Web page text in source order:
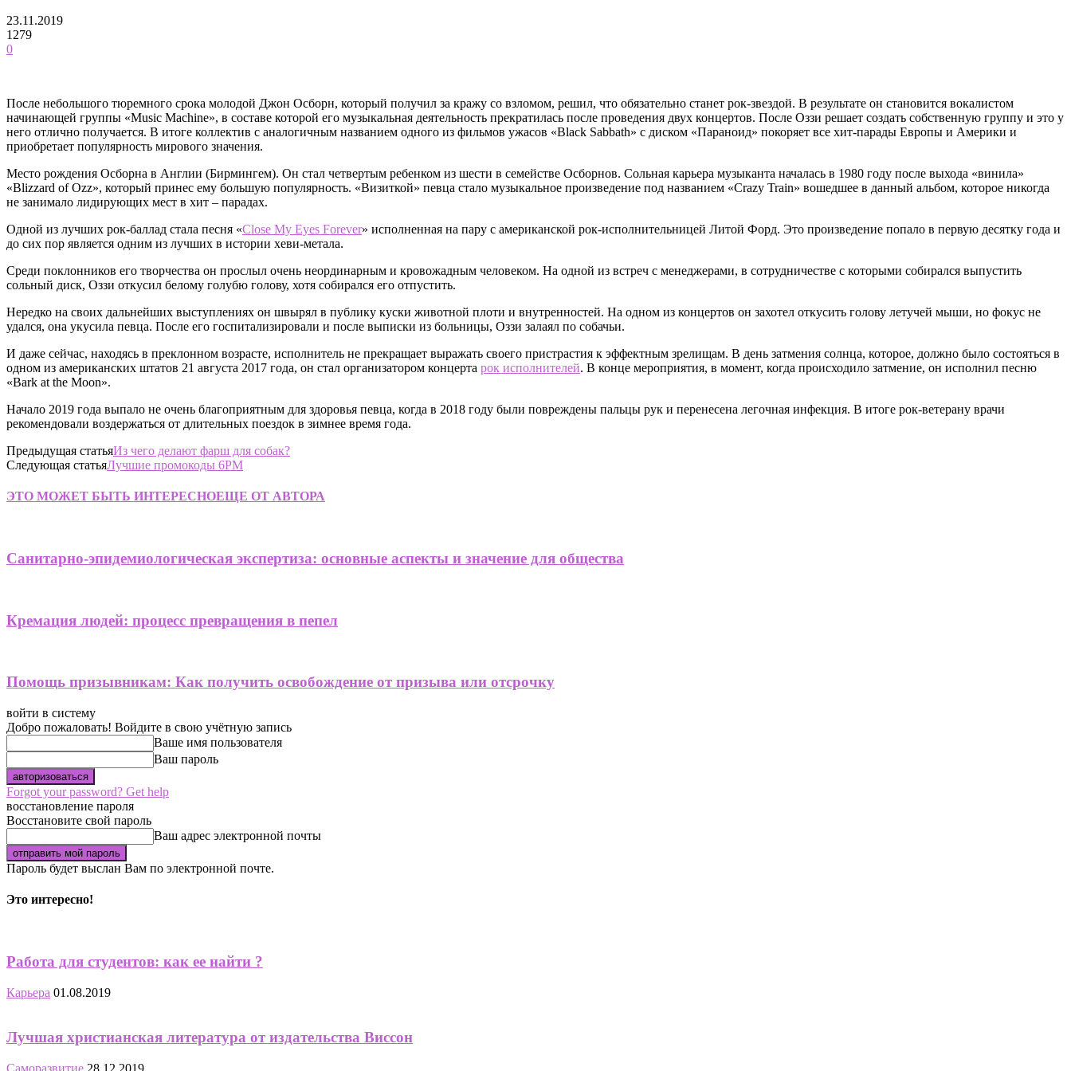
23.11.2019
1279
0
После небольшого тюремного срока молодой Джон Осборн, который получил за кражу со взломом, решил, что обязательно станет рок-звездой. В результате он становится вокалистом
начинающей группы «Music Machine», в составе которой его музыкальная деятельность прекратилась после проведения двух концертов. После Оззи решает создать собственную группу и это у
него отлично получается. В итоге коллектив с аналогичным названием одного из фильмов ужасов «Black Sabbath» с диском «Параноид» покоряет все хит-парады Европы и Америки и
приобретает популярность мирового значения.
Место рождения Осборна в Англии (Бирмингем). Он стал четвертым ребенком из шести в семействе Осборнов. Сольная карьера музыканта началась в 1980 году после выхода «винила»
«Blizzard of Ozz», который принес ему большую популярность. «Визиткой» певца стало музыкальное произведение под названием «Crazy Train» вошедшее в данный альбом, которое никогда
не занимало лидирующих мест в хит – парадах.
Одной из лучших рок-баллад стала песня «Close My Eyes Forever» исполненная на пару с американской рок-исполнительницей Литой Форд. Это произведение попало в первую десятку года и
до сих пор является одним из лучших в истории хеви-метала.
Среди поклонников его творчества он прослыл очень неординарным и кровожадным человеком. На одной из встреч с менеджерами, в сотрудничестве с которыми собирался выпустить
сольный диск, Оззи откусил белому голубю голову, хотя собирался его отпустить.
Нередко на своих дальнейших выступлениях он швырял в публику куски животной плоти и внутренностей. На одном из концертов он захотел откусить голову летучей мыши, но фокус не
удался, она укусила певца. После его госпитализировали и после выписки из больницы, Оззи залаял по собачьи.
И даже сейчас, находясь в преклонном возрасте, исполнитель не прекращает выражать своего пристрастия к эффектным зрелищам. В день затмения солнца, которое, должно было состояться в
одном из американских штатов 21 августа 2017 года, он стал организатором концерта рок исполнителей. В конце мероприятия, в момент, когда происходило затмение, он исполнил песню
«Bark at the Moon».
Начало 2019 года выпало не очень благоприятным для здоровья певца, когда в 2018 году были повреждены пальцы рук и перенесена легочная инфекция. В итоге рок-ветерану врачи
рекомендовали воздержаться от длительных поездок в зимнее время года.
Предыдущая статьяИз чего делают фарш для собак?
Следующая статьяЛучшие промокоды 6PM
ЭТО МОЖЕТ БЫТЬ ИНТЕРЕСНОЕЩЕ ОТ АВТОРА
Санитарно-эпидемиологическая экспертиза: основные аспекты и значение для общества
Кремация людей: процесс превращения в пепел
Помощь призывникам: Как получить освобождение от призыва или отсрочку
войти в систему
Добро пожаловать! Войдите в свою учётную запись
Ваше имя пользователя
Ваш пароль
Forgot your password? Get help
восстановление пароля
Восстановите свой пароль
Ваш адрес электронной почты
Пароль будет выслан Вам по электронной почте.
Это интересно!
Работа для студентов: как ее найти ?
Карьера 01.08.2019
Лучшая христианская литература от издательства Виссон
Саморазвитие 28.12.2019